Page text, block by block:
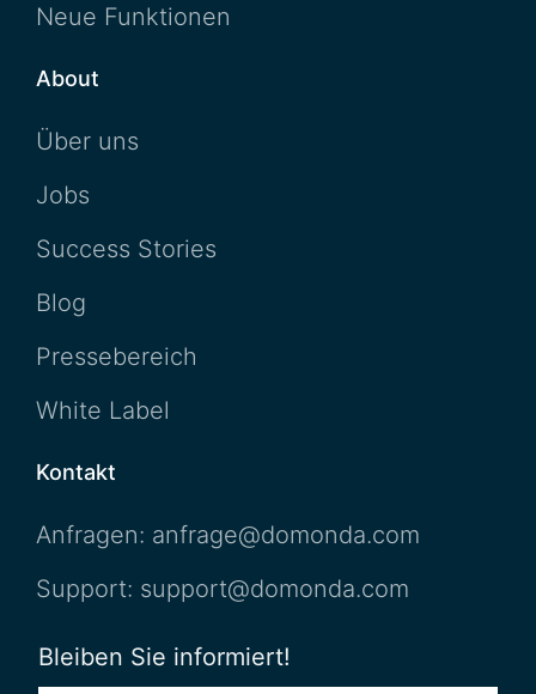
Neue Funktionen
About
Über uns
Jobs
Success Stories
Blog
Pressebereich
White Label
Kontakt
Anfragen: anfrage@domonda.com
Support: support@domonda.com
Bleiben Sie informiert!